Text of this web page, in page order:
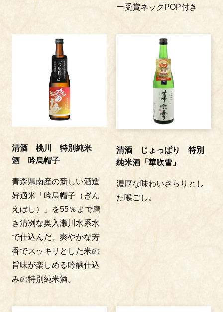
ー受賞ネックPOP付き
清酒 桃川 特別純米
酒 吟烏帽子
青森県南産の新しい酒造
好適米「吟烏帽子（ぎん
えぼし）」を55％まで磨
き清冽な奥入瀬川水系水
で仕込んだ、爽やかな芳
香でスッキリとした米の
旨味が楽しめる吟醸仕込
みの特別純米酒。
清酒 じょっぱり 特別
純米酒「華吹雪」
濃厚な味わいさらりとし
た喉ごし。